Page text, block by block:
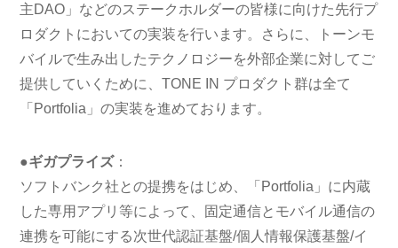
主DAO」などのステークホルダーの皆様に向けた先行プ
ロダクトにおいての実装を行います。さらに、トーンモ
バイルで生み出したテクノロジーを外部企業に対してご
提供していくために、TONE IN プロダクト群は全て
「Portfolia」の実装を進めております。
●ギガプライズ：
ソフトバンク社との提携をはじめ、「Portfolia」に内蔵
した専用アプリ等によって、固定通信とモバイル通信の
連携を可能にする次世代認証基盤/個人情報保護基盤/イ